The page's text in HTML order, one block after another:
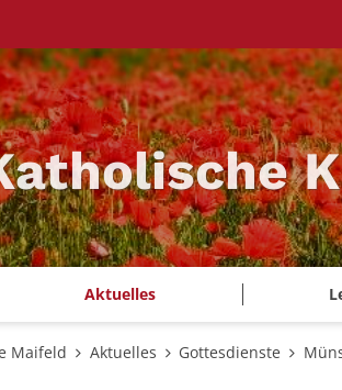
Aktuelles
Maifeld Aktuelles Gottesdienste